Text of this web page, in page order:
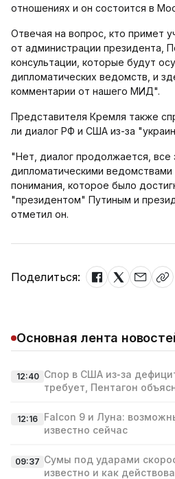
отношениях и он состоится в
Отвечая на вопрос, кто примет
от администрации президента,
консультации, которые будут
дипломатических ведомств, и
комментарии от нашего МИД".
Представителя Кремля также
ли диалог РФ и США из-за
"Нет, диалог продолжается, все
дипломатическими ведомствами
понимания, которое было
"президентом" Путиным и
отметил он.
Поделиться:
Основная лента
12:40 Спор в США из‑за
требует, Пентагон
12:16
Falcon 9 и Луна:
известно сейчас
09:37 Сумы под ударами
известно и как